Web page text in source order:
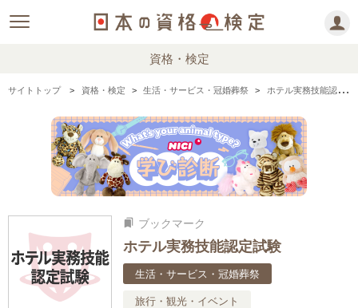
資格・検定
サイトトップ 資格・検定 生活・サービス・冠婚葬祭 ホテル実務技能認定試験の情報まとめ
bookmarks ブックマーク
ホテル実務技能認定試験
生活・サービス・冠婚葬祭
旅行・観光・イベント